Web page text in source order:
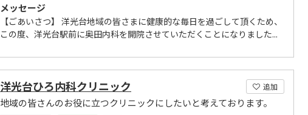
メッセージ
【ごあいさつ】 洋光台地域の皆さまに健康的な毎日を過ごして頂くため、
この度、洋光台駅前に奥田内科を開院させていただくことになりました...
追加
洋光台ひろ内科クリニック
地域の皆さんのお役に立つクリニックにしたいと考えております。